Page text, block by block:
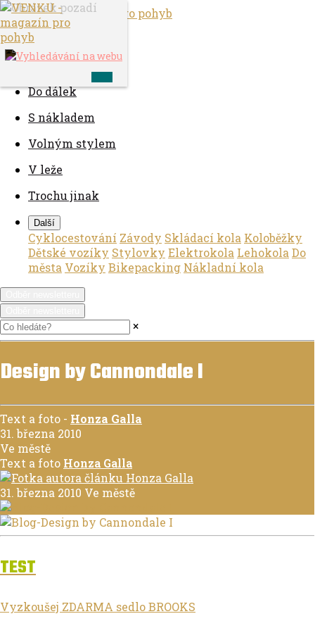
Ve městě
S dětmi
Do dálek
S nákladem
Volným stylem
V leže
Trochu jinak
Další
Cyklocestování Závody Skládací kola Koloběžky
Dětské vozíky Stylovky Elektrokola Lehokola Do
města Vozíky Bikepacking Nákladní kola
×
Design by Cannondale I
Text a foto - Honza Galla
31. března 2010
Ve městě
Text a foto Honza Galla
31. března 2010 Ve městě
TEST
Vyzkoušej ZDARMA sedlo BROOKS